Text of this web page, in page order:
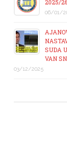
2025/
06/01/
SUDA
VAN
03/12/2025